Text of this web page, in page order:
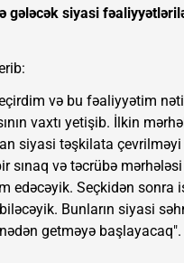
gələcək siyasi
və bu fəaliyyətim
vaxtı yetişib. İlkin
siyasi təşkilata çevrilməyi
sınaq və təcrübə
edəcəyik. Seçkidən sonra
Bunların siyasi
getməyə başlayacaq".